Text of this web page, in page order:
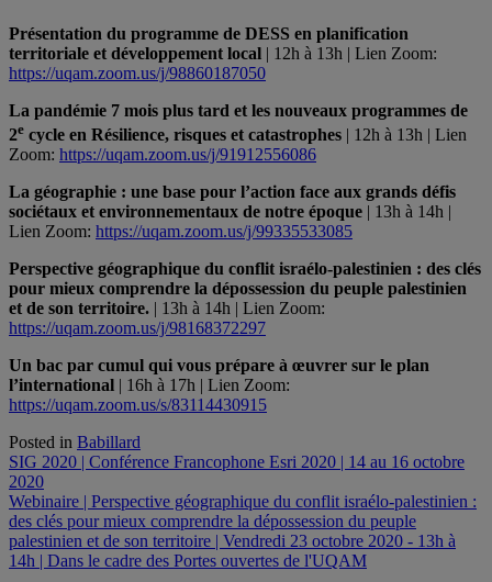
Présentation du programme de DESS en planification
territoriale et développement local | 12h à 13h | Lien Zoom:
https://uqam.zoom.us/j/98860187050
La pandémie 7 mois plus tard et les nouveaux programmes de
2e cycle en Résilience, risques et catastrophes | 12h à 13h | Lien
Zoom: https://uqam.zoom.us/j/91912556086
La géographie : une base pour l’action face aux grands défis
sociétaux et environnementaux de notre époque | 13h à 14h |
Lien Zoom: https://uqam.zoom.us/j/99335533085
Perspective géographique du conflit israélo-palestinien : des clés
pour mieux comprendre la dépossession du peuple palestinien
et de son territoire. | 13h à 14h | Lien Zoom:
https://uqam.zoom.us/j/98168372297
Un bac par cumul qui vous prépare à œuvrer sur le plan
l’international | 16h à 17h | Lien Zoom:
https://uqam.zoom.us/s/83114430915
Posted in Babillard
Navigation
de
l'article
SIG 2020 | Conférence Francophone Esri 2020 | 14 au 16 octobre
2020
Webinaire | Perspective géographique du conflit israélo-palestinien :
des clés pour mieux comprendre la dépossession du peuple
palestinien et de son territoire | Vendredi 23 octobre 2020 - 13h à
14h | Dans le cadre des Portes ouvertes de l'UQAM